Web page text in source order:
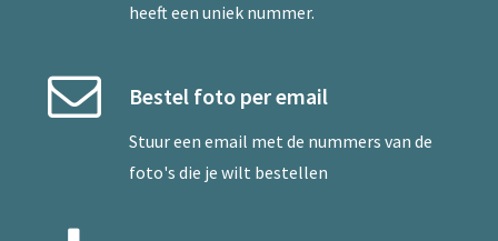
heeft een uniek nummer.
Bestel foto per email
Stuur een email met de nummers van de
foto's die je wilt bestellen